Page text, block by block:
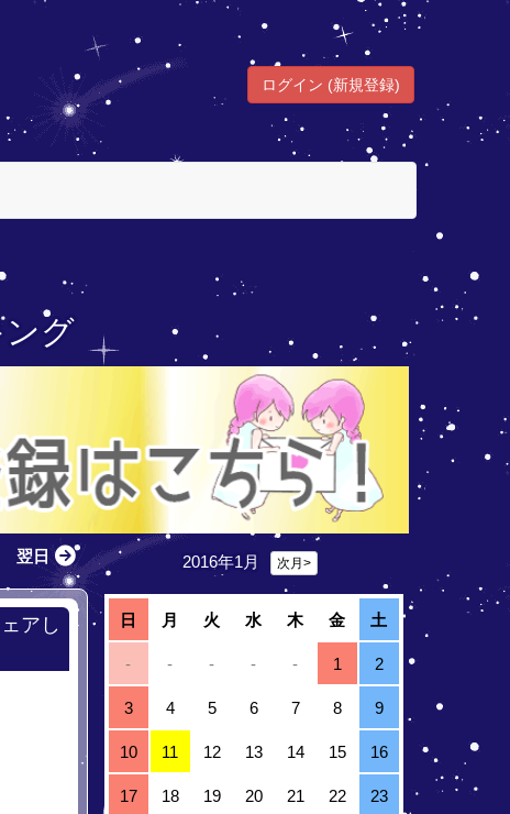
ログイン (新規登録)
グ
翌日
アし
2016年1月 次月>
日 月 火 水 木 金 土
- - - - - 1 2
3 4 5 6 7 8 9
10 11 12 13 14 15 16
17 18 19 20 21 22 23